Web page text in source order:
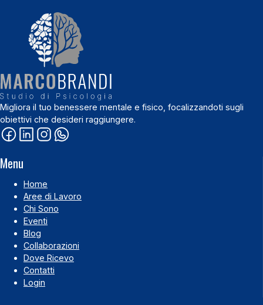
Migliora il tuo benessere mentale e fisico, focalizzandoti sugli
obiettivi che desideri raggiungere.
Menu
Home
Aree di Lavoro
Chi Sono
Eventi
Blog
Collaborazioni
Dove Ricevo
Contatti
Login